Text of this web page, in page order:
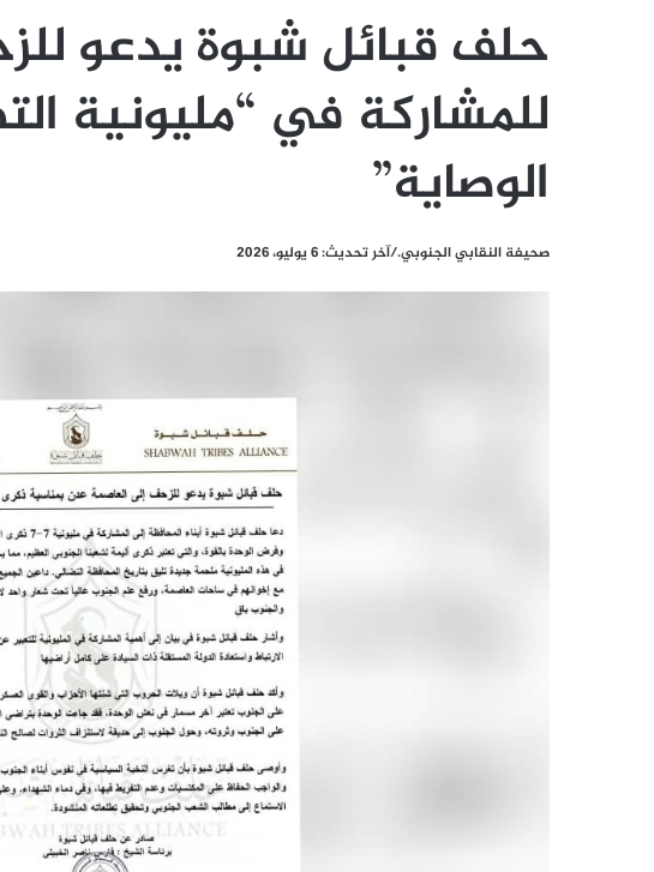
حلف قبائل شبوة يدعو
للمشاركة في “مليونية
الوصاية”
صحيفة النقابي الجنوبي./آخر تحديث: 6 يوليو، 2026